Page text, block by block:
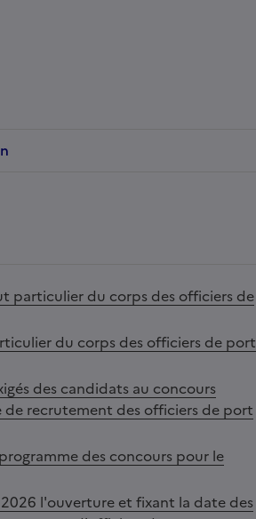
particulier du corps des officiers de
du corps des officiers de port
des candidats au concours
recrutement des officiers de port
des concours pour le
l'ouverture et fixant la date des